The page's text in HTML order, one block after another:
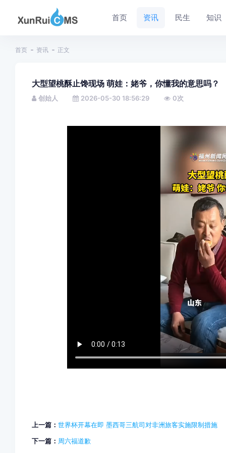
首页 资讯 民生 知识
首页 资讯 正文
大型望桃酥止馋现场 萌娃：姥爷，你懂我的意思吗？
创始人 2026-05-30 18:56:29 0次
上一篇： 世界杯开幕在即 墨西哥三航司对非洲旅客实施限制措施
下一篇： 周六福道歉